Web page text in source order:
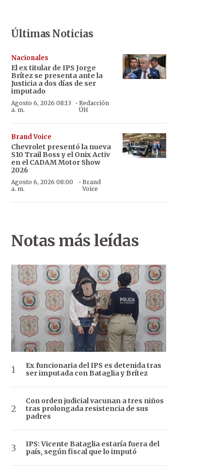
Últimas Noticias
Nacionales
El ex titular de IPS Jorge
Brítez se presenta ante la
Justicia a dos días de ser
imputado
Agosto 6, 2026 08:13
a. m.
· Redacción
ÚH
Brand Voice
Chevrolet presentó la nueva
S10 Trail Boss y el Onix Activ
en el CADAM Motor Show
2026
Agosto 6, 2026 08:00
a. m.
·Brand
Voice
Notas más leídas
Ex funcionaria del IPS es detenida tras
ser imputada con Bataglia y Brítez
Con orden judicial vacunan a tres niños
tras prolongada resistencia de sus
padres
IPS: Vicente Bataglia estaría fuera del
país, según fiscal que lo imputó